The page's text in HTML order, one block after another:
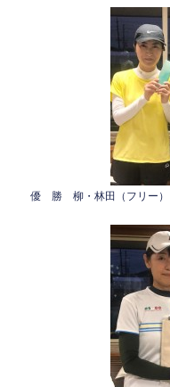
優 勝 柳・林田（フリー）